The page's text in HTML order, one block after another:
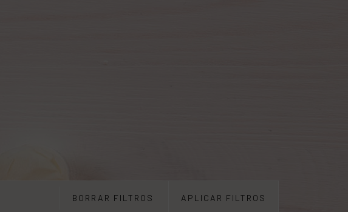
BORRAR FILTROS APLICAR FILTROS